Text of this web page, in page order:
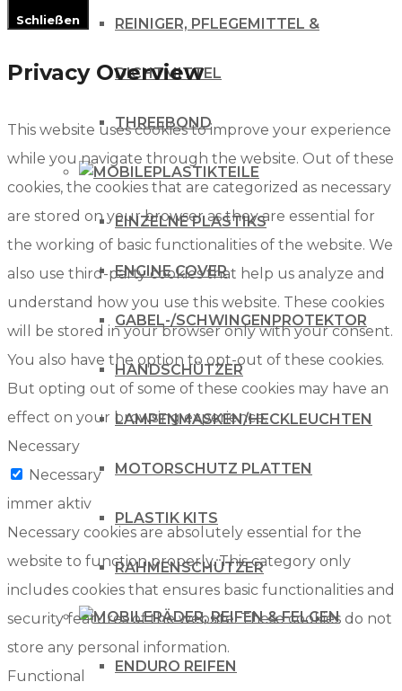
REINIGER, PFLEGEMITTEL &
DICHTMITTEL
THREEBOND
PLASTIKTEILE
EINZELNE PLASTIKS
ENGINE COVER
GABEL-/SCHWINGENPROTEKTOR
HANDSCHÜTZER
LAMPENMASKEN/HECKLEUCHTEN
MOTORSCHUTZ PLATTEN
PLASTIK KITS
RAHMENSCHÜTZER
RÄDER, REIFEN & FELGEN
ENDURO REIFEN
Schließen
Privacy Overview
This website uses cookies to improve your experience
while you navigate through the website. Out of these
cookies, the cookies that are categorized as necessary
are stored on your browser as they are essential for
the working of basic functionalities of the website. We
also use third-party cookies that help us analyze and
understand how you use this website. These cookies
will be stored in your browser only with your consent.
You also have the option to opt-out of these cookies.
But opting out of some of these cookies may have an
effect on your browsing experience.
Necessary
Necessary
immer aktiv
Necessary cookies are absolutely essential for the
website to function properly. This category only
includes cookies that ensures basic functionalities and
security features of the website. These cookies do not
store any personal information.
Functional